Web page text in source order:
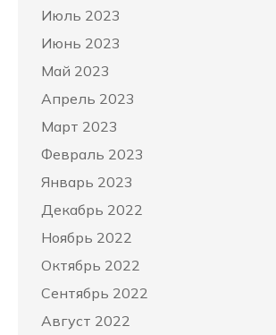
Июль 2023
Июнь 2023
Май 2023
Апрель 2023
Март 2023
Февраль 2023
Январь 2023
Декабрь 2022
Ноябрь 2022
Октябрь 2022
Сентябрь 2022
Август 2022